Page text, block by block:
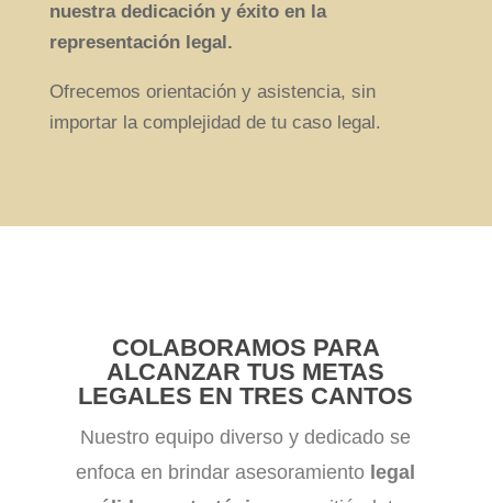
nuestra dedicación y éxito en la
representación legal.
Ofrecemos orientación y asistencia, sin
importar la complejidad de tu caso legal.
COLABORAMOS PARA
ALCANZAR TUS METAS
LEGALES EN TRES CANTOS
Nuestro equipo diverso y dedicado se
enfoca en brindar asesoramiento legal